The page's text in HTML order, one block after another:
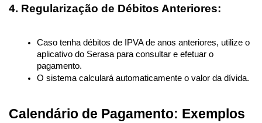
4. Regularização de Débitos Anteriores:
Caso tenha débitos de IPVA de anos anteriores, utilize o
aplicativo do Serasa para consultar e efetuar o
pagamento.
O sistema calculará automaticamente o valor da dívida.
Calendário de Pagamento: Exemplos